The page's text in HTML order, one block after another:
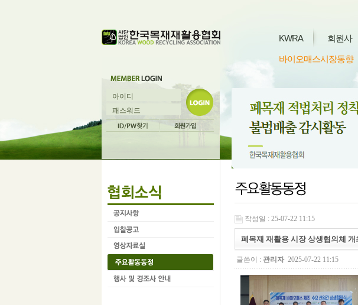
KWRA 회원사
바이오매스시장동향
작성일 : 25-07-22 11:15
폐목재 재활용 시장 상생협의체 개
글쓴이 : 관리자 2025-07-22 11:15